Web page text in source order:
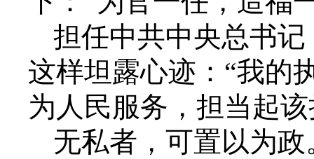
担任中共中央总书
这样坦露心迹：“我的
为人民服务，担当起
无私者，可置以为